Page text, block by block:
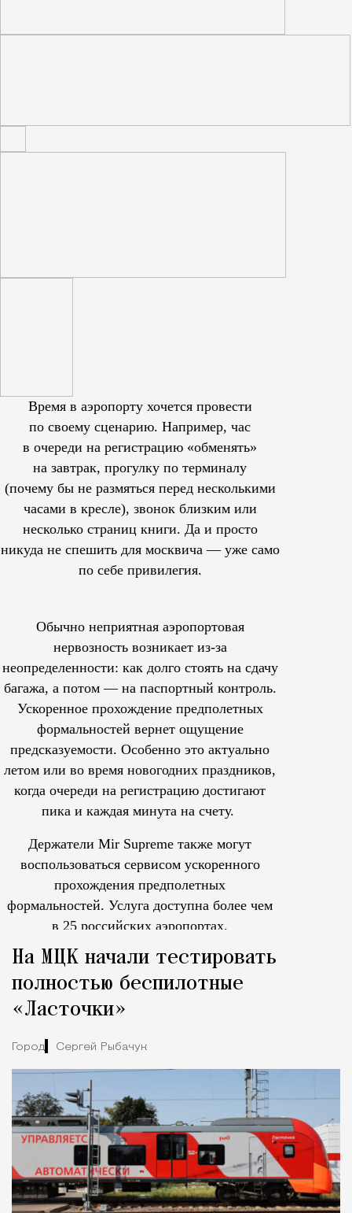
Время в аэропорту хочется провести
по своему сценарию. Например, час
в очереди на регистрацию «обменять»
на завтрак, прогулку по терминалу
(почему бы не размяться перед несколькими
часами в кресле), звонок близким или
несколько страниц книги. Да и просто
никуда не спешить для москвича — уже само
по себе привилегия.
Обычно неприятная аэропортовая
нервозность возникает из-за
неопределенности: как долго стоять на сдачу
багажа, а потом — на паспортный контроль.
Ускоренное прохождение предполетных
формальностей вернет ощущение
предсказуемости. Особенно это актуально
летом или во время новогодних праздников,
когда очереди на регистрацию достигают
пика и каждая минута на счету.
Держатели Mir Supreme также могут
воспользоваться сервисом ускоренного
прохождения предполетных
формальностей. Услуга доступна более чем
в 25 российских аэропортах.
На МЦК начали тестировать
полностью беспилотные
«Ласточки»
Город Сергей Рыбачук